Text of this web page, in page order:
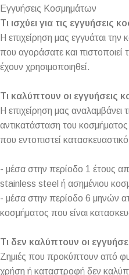
Εγγυήσεις Κοσμημάτων
Τι ισχύει για τις εγγυήσεις
Η επιχείρηση μας εγγυάται
που αγοράσατε και πιστοποιεί
έχουν χρησιμοποιηθεί.
Τι καλύπτουν οι εγγυήσεις
Η επιχείρηση μας αναλαμβάνει
αντικατάσταση του
που εντοπιστεί
- μέσα στην περίοδο 1 έτους
stainless steel ή ασημένιου
- μέσα στην περίοδο 6 μηνών
κοσμήματος που είναι
Τι δεν καλύπτουν οι
Ζημιές που προκύπτουν από
χρήση ή καταστροφή δεν